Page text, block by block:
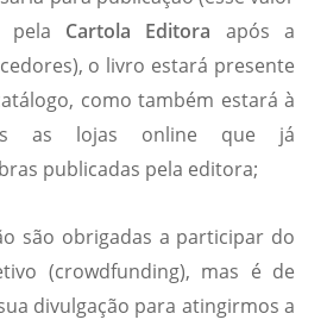
pela Cartola Editora após a
o livro estará presente
como também estará à
as lojas online que já
publicadas pela editora;
são obrigadas a participar do
(crowdfunding), mas é de
divulgação para atingirmos a